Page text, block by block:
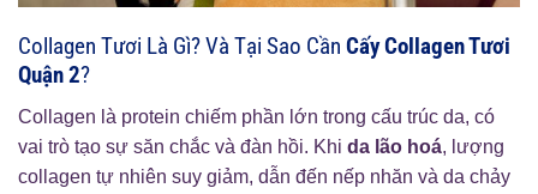
Collagen Tươi Là Gì? Và Tại Sao Cần Cấy Collagen Tươi
Quận 2?
Collagen là protein chiếm phần lớn trong cấu trúc da, có
vai trò tạo sự săn chắc và đàn hồi. Khi da lão hoá, lượng
collagen tự nhiên suy giảm, dẫn đến nếp nhăn và da chảy